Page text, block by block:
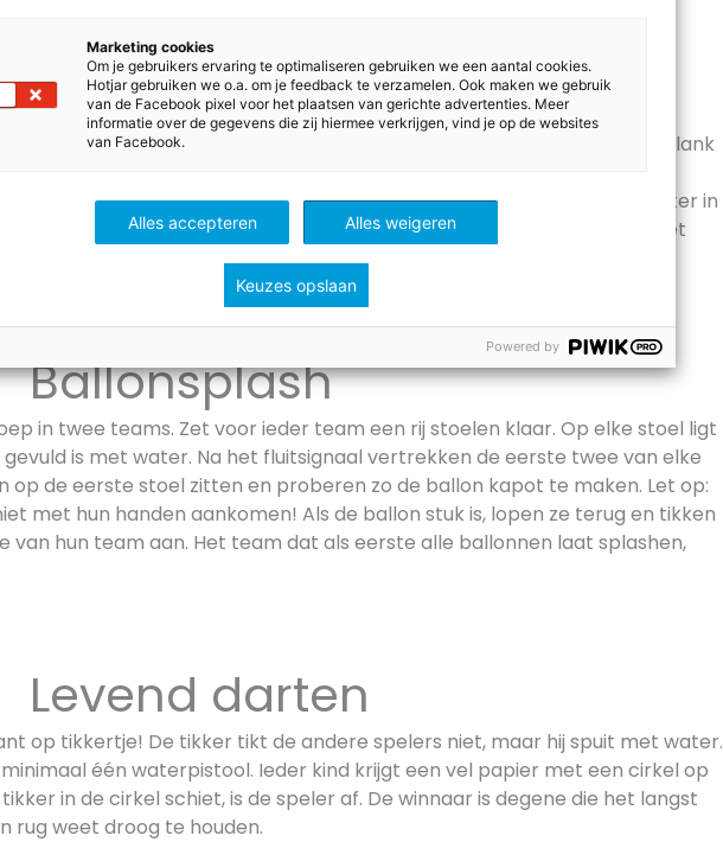
teams. De leerlingen mogen om de beurt aan de slag. Bouw van een plank
een wipplankje. Aan de ene kant zet je er een bekertje water op. De
op het andere uiteinde van de plank trappen, zodat het bekertje water in
De kinderen moeten het omhoogvliegende water op zien te vangen met
team dat als eerste een fles heeft gevuld, heeft gewonnen.
in twee teams. Zet voor ieder team een rij stoelen klaar. Op elke stoel ligt
is met water. Na het fluitsignaal vertrekken de eerste twee van elke
op de eerste stoel zitten en proberen zo de ballon kapot te maken. Let op:
met hun handen aankomen! Als de ballon stuk is, lopen ze terug en tikken
van hun team aan. Het team dat als eerste alle ballonnen laat splashen,
darten
op tikkertje! De tikker tikt de andere spelers niet, maar hij spuit met water.
één waterpistool. Ieder kind krijgt een vel papier met een cirkel op
tikker in de cirkel schiet, is de speler af. De winnaar is degene die het langst
rug weet droog te houden.
Marketing cookies
Om je gebruikers ervaring te optimaliseren gebruiken we een aantal cookies.
Hotjar gebruiken we o.a. om je feedback te verzamelen. Ook maken we gebruik
van de Facebook pixel voor het plaatsen van gerichte advertenties. Meer
informatie over de gegevens die zij hiermee verkrijgen, vind je op de websites
van Facebook.
Alles accepteren Alles weigeren
Keuzes opslaan
Powered by